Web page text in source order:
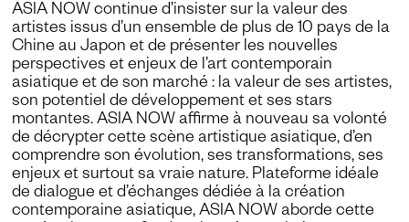
ASIA NOW continue d’insister sur la valeur des
artistes issus d’un ensemble de plus de 10 pays de la
Chine au Japon et de présenter les nouvelles
perspectives et enjeux de l’art contemporain
asiatique et de son marché : la valeur de ses artistes,
son potentiel de développement et ses stars
montantes. ASIA NOW affirme à nouveau sa volonté
de décrypter cette scène artistique asiatique, d’en
comprendre son évolution, ses transformations, ses
enjeux et surtout sa vraie nature. Plateforme idéale
de dialogue et d’échanges dédiée à la création
contemporaine asiatique, ASIA NOW aborde cette